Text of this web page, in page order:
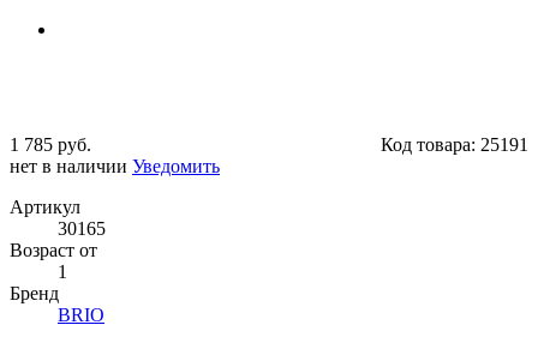
1 785 руб. Код товара: 25191
нет в наличии Уведомить
Артикул
30165
Возраст от
1
Бренд
BRIO